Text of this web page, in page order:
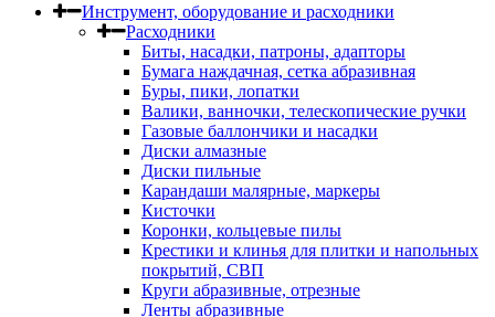
Инструмент, оборудование и расходники
Расходники
Биты, насадки, патроны, адапторы
Бумага наждачная, сетка абразивная
Буры, пики, лопатки
Валики, ванночки, телескопические ручки
Газовые баллончики и насадки
Диски алмазные
Диски пильные
Карандаши малярные, маркеры
Кисточки
Коронки, кольцевые пилы
Крестики и клинья для плитки и напольных
покрытий, СВП
Круги абразивные, отрезные
Ленты абразивные